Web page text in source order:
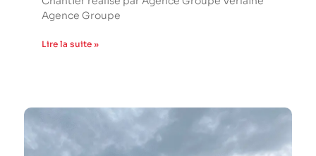
Agence Groupe
Lire la suite »